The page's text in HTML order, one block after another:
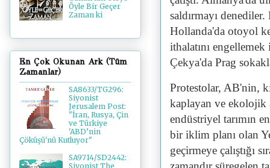
saldırmayı
Hollanda'da otoyol
ithalatını engellemek
Çekya'da Prag
Protestolar, AB'nin,
kaplayan ve ekolojik
endüstriyel tarımın
bir iklim planı olan
geçirmeye çalıştığı
Öyle Bir Geçer
Zaman ki
En Çok Okunan Ark (Tüm
Zamanlar)
SA8633/TG296:
Siyonist
Jerusalem Post:
"İran, Rusya, Çin
ve Türkiye
'ABD’nin
Çöküşü'nü Kutluyor"
SA9714/SD2442:
Siyonist The